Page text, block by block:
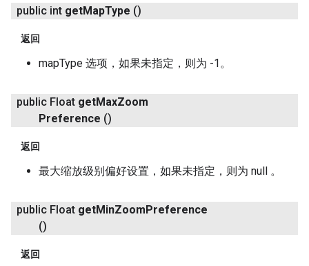
public int getMapType ()
返回
mapType 选项，如果未指定，则为 -1。
public Float getMaxZoom
Preference ()
返回
最大缩放级别偏好设置，如果未指定，则为 null 。
public Float getMinZoomPreference
()
返回